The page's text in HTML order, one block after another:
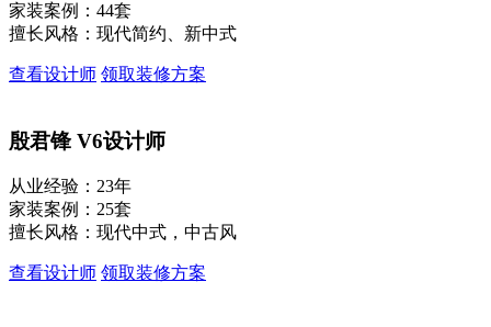
家装案例：44套
擅长风格：现代简约、新中式
查看设计师 领取装修方案
殷君锋 V6设计师
从业经验：23年
家装案例：25套
擅长风格：现代中式，中古风
查看设计师 领取装修方案